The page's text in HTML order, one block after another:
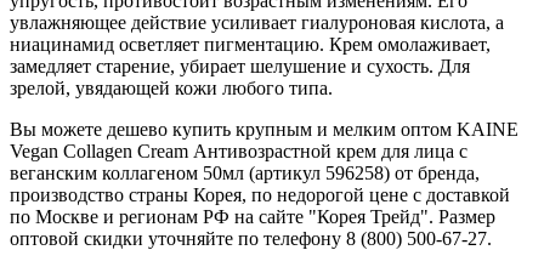
увлажняющее действие усиливает гиалуроновая кислота, а
ниацинамид осветляет пигментацию. Крем омолаживает,
замедляет старение, убирает шелушение и сухость. Для
зрелой, увядающей кожи любого типа.
Вы можете дешево купить крупным и мелким оптом KAINE
Vegan Collagen Cream Антивозрастной крем для лица с
веганским коллагеном 50мл (артикул 596258) от бренда,
производство страны Корея, по недорогой цене с доставкой
по Москве и регионам РФ на сайте "Корея Трейд". Размер
оптовой скидки уточняйте по телефону 8 (800) 500-67-27.